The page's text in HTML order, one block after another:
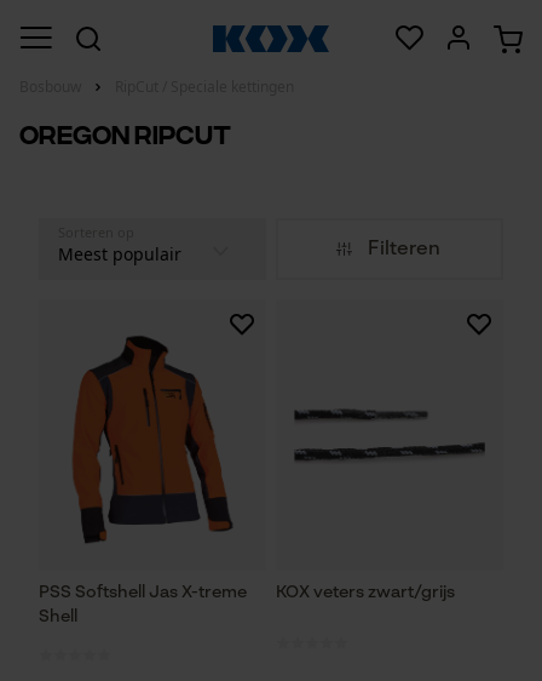
OREGON RipCut
Filteren
PSS Softshell Jas X-treme
Shell
KOX veters zwart/grijs